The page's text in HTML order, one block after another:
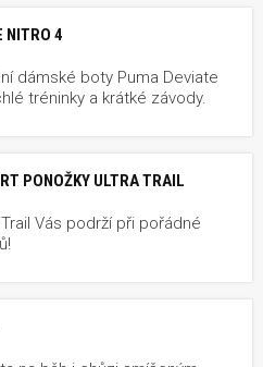
NITRO 4
dámské boty Puma Deviate
tréninky a krátké závody.
PONOŽKY ULTRA TRAIL
Vás podrží při pořádné